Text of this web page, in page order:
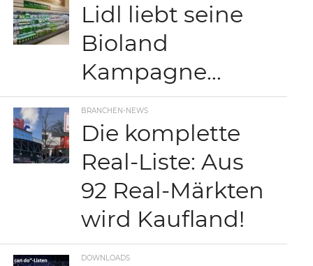
Lidl liebt seine
Bioland
Kampagne…
BRANCHEN-NEWS
Die komplette
Real-Liste: Aus
92 Real-Märkten
wird Kaufland!
DOWNLOADS